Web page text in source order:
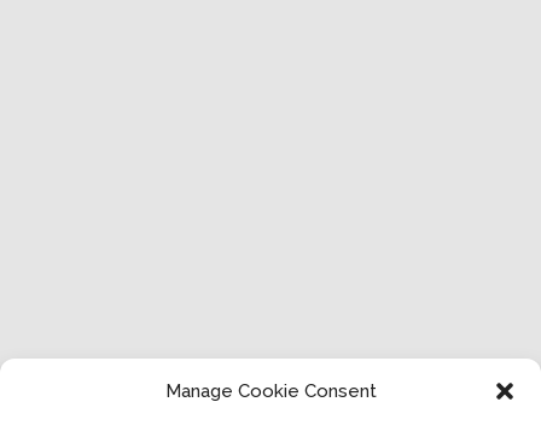
Manage Cookie Consent